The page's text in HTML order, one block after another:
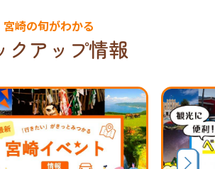
宮崎の旬がわかる
クアップ情報